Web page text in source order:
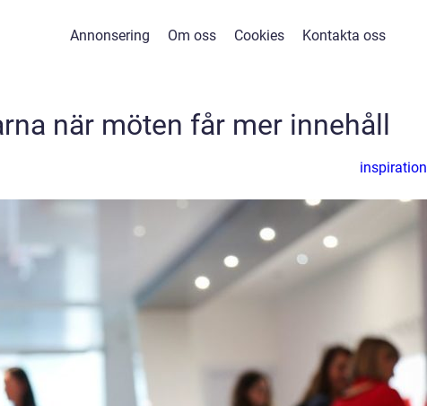
Annonsering Om oss Cookies Kontakta oss
när möten får mer innehåll
inspiration